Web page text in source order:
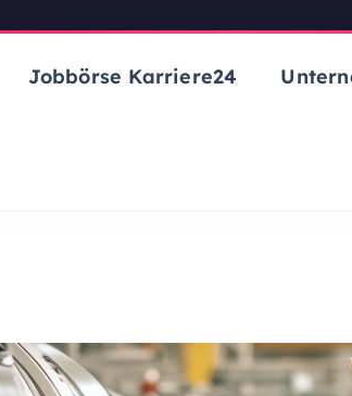
Jobbörse Karriere24